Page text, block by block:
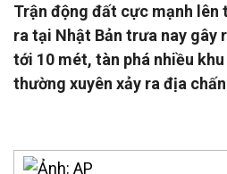
Trận động đất cực mạnh lên
ra tại Nhật Bản trưa nay gây
tới 10 mét, tàn phá nhiều
thường xuyên xảy ra địa